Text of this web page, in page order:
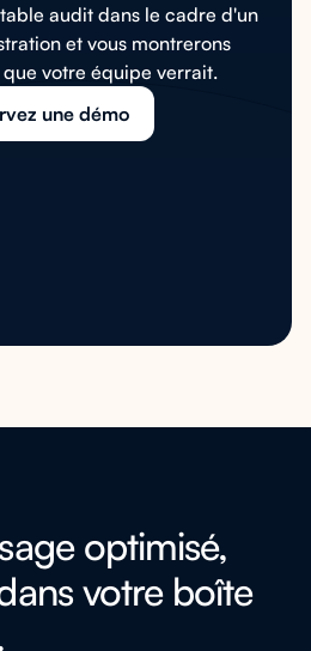
audit dans le cadre d'un
et vous montrerons
votre équipe verrait.
une démo
optimisé,
votre boîte